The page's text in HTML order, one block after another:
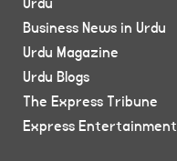
Business News in Urdu
Urdu Magazine
Urdu Blogs
The Express Tribune
Express Entertainment